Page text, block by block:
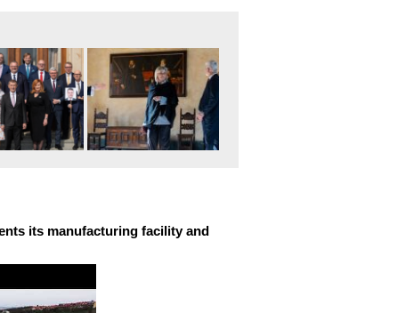
its manufacturing facility and